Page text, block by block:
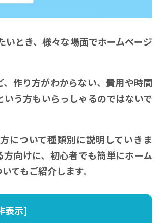
いとき、様々な場面でホームページ
作り方がわからない、費用や時間
う方もいらっしゃるのではないで
について種類別に説明していきま
向けに、初心者でも簡単にホーム
てもご紹介します。
表示]